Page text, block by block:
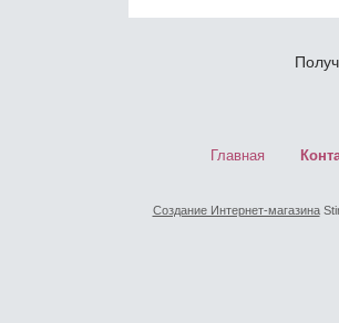
Главная
Создание Интернет-магазина